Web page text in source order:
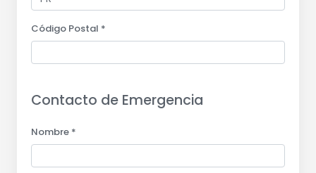
Código Postal *
Contacto de Emergencia
Nombre *